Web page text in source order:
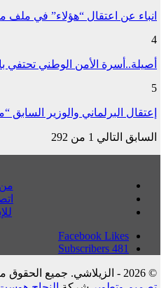
انباء عن اعتقال “هؤلاء” في ملف
4
أصيلة..أسرة الأمن الوطني تحتفي بالذكرى 67
5
إعتقال البرلماني والوزير السابق
السابق التالي 1 من 292
Facebook Likes
481
Subscribers
© 2026 - الزيلاشي. جميع الحقوق محفوظة.